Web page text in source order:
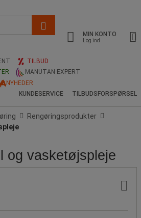
MIN KONTO
Log ind
TILBUD
MANUTAN EXPERT
NYHEDER
KUNDESERVICE
TILBUDSFORSPØRSEL
Rengøringsprodukter
og vasketøjspleje